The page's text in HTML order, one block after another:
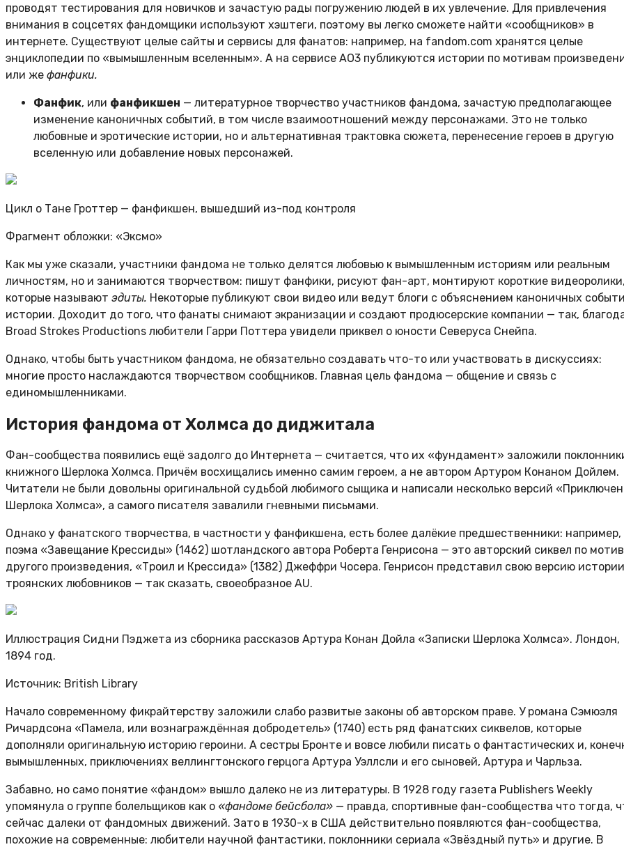
проводят тестирования для новичков и зачастую рады погружению людей в их увлечение. Для привлечения
внимания в соцсетях фандомщики используют хэштеги, поэтому вы легко сможете найти «сообщников» в
интернете. Существуют целые сайты и сервисы для фанатов: например, на fandom.com хранятся целые
энциклопедии по «вымышленным вселенным». А на сервисе AO3 публикуются истории по мотивам
или же фанфики.
Фанфик, или фанфикшен — литературное творчество участников фандома, зачастую предполагающее
изменение каноничных событий, в том числе взаимоотношений между персонажами. Это не только
любовные и эротические истории, но и альтернативная трактовка сюжета, перенесение героев в другую
вселенную или добавление новых персонажей.
Цикл о Тане Гроттер — фанфикшен, вышедший из-под контроля
Фрагмент обложки: «Эксмо»
Как мы уже сказали, участники фандома не только делятся любовью к вымышленным историям или реальным
личностям, но и занимаются творчеством: пишут фанфики, рисуют фан-арт, монтируют короткие видеоролики,
которые называют эдиты. Некоторые публикуют свои видео или ведут блоги с объяснением каноничных
истории. Доходит до того, что фанаты снимают экранизации и создают продюсерские компании — так,
Broad Strokes Productions любители Гарри Поттера увидели приквел о юности Северуса Снейпа.
Однако, чтобы быть участником фандома, не обязательно создавать что-то или участвовать в дискуссиях:
многие просто наслаждаются творчеством сообщников. Главная цель фандома — общение и связь с
единомышленниками.
История фандома от Холмса до диджитала
Фан-сообщества появились ещё задолго до Интернета — считается, что их «фундамент» заложили
книжного Шерлока Холмса. Причём восхищались именно самим героем, а не автором Артуром Конаном Дойлем.
Читатели не были довольны оригинальной судьбой любимого сыщика и написали несколько версий
Шерлока Холмса», а самого писателя завалили гневными письмами.
Однако у фанатского творчества, в частности у фанфикшена, есть более далёкие предшественники: например,
поэма «Завещание Крессиды» (1462) шотландского автора Роберта Генрисона — это авторский сиквел по
другого произведения, «Троил и Крессида» (1382) Джеффри Чосера. Генрисон представил свою версию истории
троянских любовников — так сказать, своеобразное AU.
Иллюстрация Сидни Пэджета из сборника рассказов Артура Конан Дойла «Записки Шерлока Холмса». Лондон,
1894 год.
Источник: British Library
Начало современному фикрайтерству заложили слабо развитые законы об авторском праве. У романа Сэмюэля
Ричардсона «Памела, или вознаграждённая добродетель» (1740) есть ряд фанатских сиквелов, которые
дополняли оригинальную историю героини. А сестры Бронте и вовсе любили писать о фантастических и,
вымышленных, приключениях веллингтонского герцога Артура Уэллсли и его сыновей, Артура и Чарльза.
Забавно, но само понятие «фандом» вышло далеко не из литературы. В 1928 году газета Publishers Weekly
упомянула о группе болельщиков как о «фандоме бейсбола» — правда, спортивные фан-сообщества что тогда,
сейчас далеки от фандомных движений. Зато в 1930-х в США действительно появляются фан-сообщества,
похожие на современные: любители научной фантастики, поклонники сериала «Звёздный путь» и другие. В